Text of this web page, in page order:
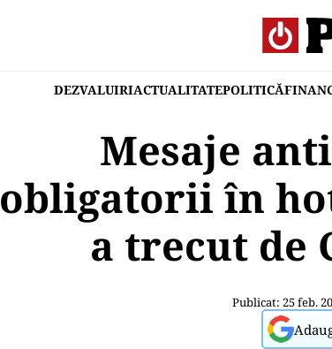
DEZVALUIRIACTUALITATEPOLITICĂ
Mesaje
obligatorii în
a trecut de
Publicat: 25 feb.